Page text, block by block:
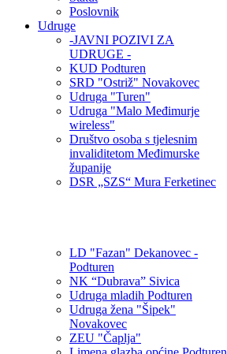
Poslovnik
Udruge
-JAVNI POZIVI ZA
UDRUGE -
KUD Podturen
SRD "Ostriž" Novakovec
Udruga "Turen"
Udruga "Malo Međimurje
wireless"
Društvo osoba s tjelesnim
invaliditetom Međimurske
županije
DSR „SZS“ Mura Ferketinec
LD "Fazan" Dekanovec -
Podturen
NK “Dubrava” Sivica
Udruga mladih Podturen
Udruga žena "Šipek"
Novakovec
ZEU "Čaplja"